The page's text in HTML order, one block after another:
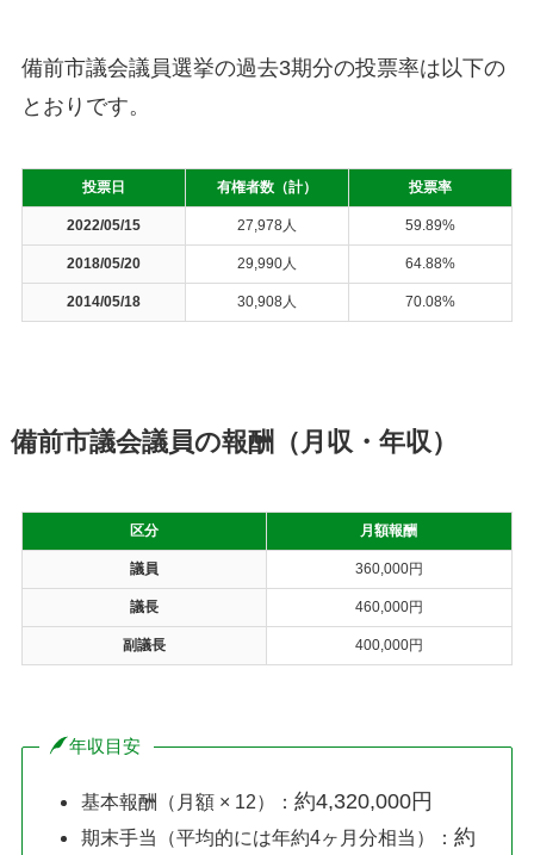
備前市議会議員選挙の過去3期分の投票率は以下の
とおりです。
投票日 有権者数（計） 投票率
2022/05/15 27,978人 59.89%
2018/05/20 29,990人 64.88%
2014/05/18 30,908人 70.08%
備前市議会議員の報酬（月収・年収）
区分 月額報酬
議員 360,000円
議長 460,000円
副議長 400,000円
年収目安
基本報酬（月額 × 12）：約4,320,000円
期末手当（平均的には年約4ヶ月分相当）：約